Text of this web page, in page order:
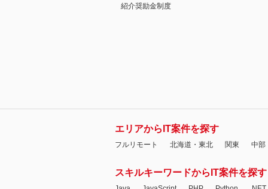
紹介奨励金制度
エリアからIT案件を探す
フルリモート 北海道・東北 関東 中部
スキルキーワードからIT案件を探す